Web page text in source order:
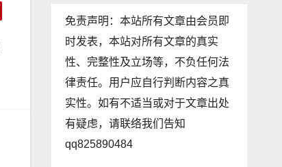
免责声明：本站所有文章由会员即
时发表，本站对所有文章的真实
性、完整性及立场等，不负任何法
律责任。用户应自行判断内容之真
实性。如有不适当或对于文章出处
有疑虑，请联络我们告知
qq825890484